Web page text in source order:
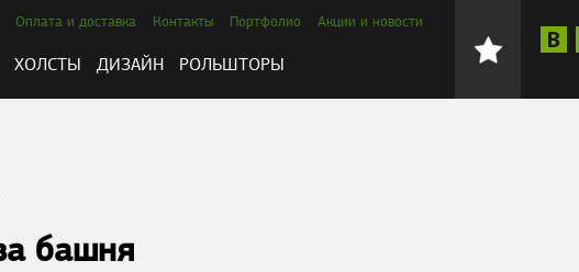
Оплата и доставка Контакты Портфолио Акции и новости
ХОЛСТЫ ДИЗАЙН РОЛЬШТОРЫ
башня